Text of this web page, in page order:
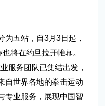
为五站，自3月3日起，
将在约旦拉开帷幕。
服务团队已集结出发，
自世界各地的拳击运动
专业服务，展现中国智